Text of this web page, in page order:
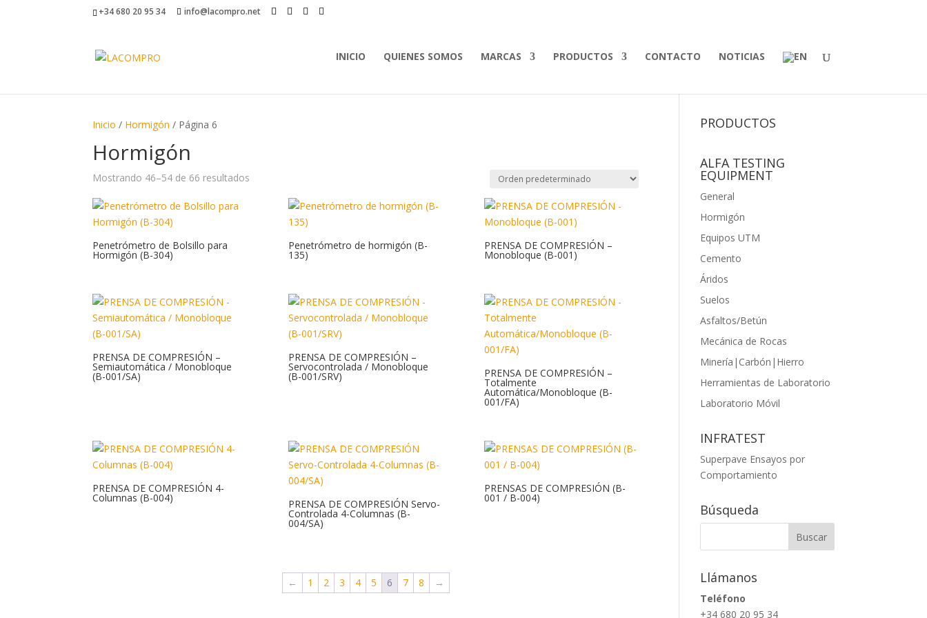
+34 680 20 95 34 info@lacompro.net
INICIO QUIENES SOMOS MARCAS PRODUCTOS CONTACTO NOTICIAS
Inicio / Hormigón / Página 6
Hormigón
Mostrando 46–54 de 66 resultados
Penetrómetro de Bolsillo para
Hormigón (B-304)
Penetrómetro de hormigón (B-
135)
PRENSA DE COMPRESIÓN –
Monobloque (B-001)
PRENSA DE COMPRESIÓN –
Semiautomática / Monobloque
(B-001/SA)
PRENSA DE COMPRESIÓN –
Servocontrolada / Monobloque
(B-001/SRV) PRENSA DE COMPRESIÓN –
Totalmente
Automática/Monobloque (B-
001/FA)
PRENSA DE COMPRESIÓN 4-
Columnas (B-004) PRENSA DE COMPRESIÓN Servo-
Controlada 4-Columnas (B-
004/SA)
PRENSAS DE COMPRESIÓN (B-
001 / B-004)
← 1 2 3 4 5 6 7 8 →
PRODUCTOS
ALFA TESTING
EQUIPMENT
General
Hormigón
Equipos UTM
Cemento
Áridos
Suelos
Asfaltos/Betún
Mecánica de Rocas
Minería|Carbón|Hierro
Herramientas de Laboratorio
Laboratorio Móvil
INFRATEST
Superpave Ensayos por
Comportamiento
Búsqueda
Llámanos
Teléfono
+34 680 20 95 34